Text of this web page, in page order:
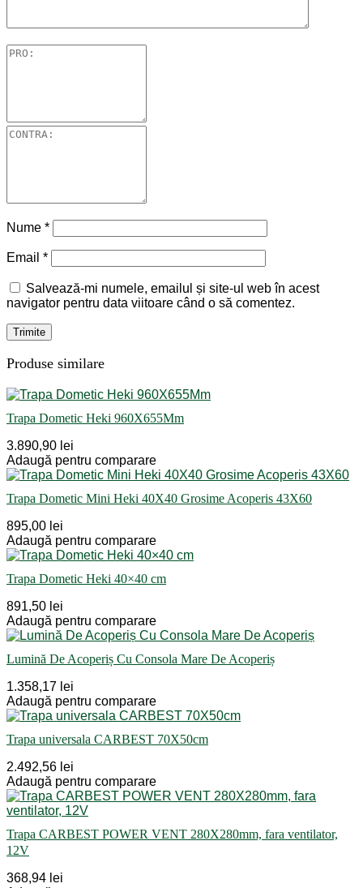
Nume *
Email *
Salvează-mi numele, emailul și site-ul web în acest
navigator pentru data viitoare când o să comentez.
Produse similare
Trapa Dometic Heki 960X655Mm
3.890,90 lei
Adaugă pentru comparare
Trapa Dometic Mini Heki 40X40 Grosime Acoperis 43X60
895,00 lei
Adaugă pentru comparare
Trapa Dometic Heki 40×40 cm
891,50 lei
Adaugă pentru comparare
Lumină De Acoperiș Cu Consola Mare De Acoperiș
1.358,17 lei
Adaugă pentru comparare
Trapa universala CARBEST 70X50cm
2.492,56 lei
Adaugă pentru comparare
Trapa CARBEST POWER VENT 280X280mm, fara ventilator,
12V
368,94 lei